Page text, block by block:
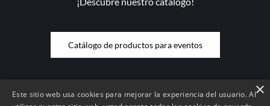
Catálogo de productos para eventos
×
Este sitio web usa cookies para mejorar la experiencia del usuario. Al